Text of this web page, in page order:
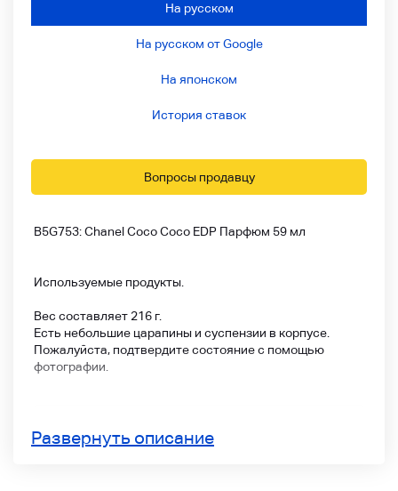
На русском
На русском от Google
На японском
История ставок
Вопросы продавцу
B5G753: Chanel Coco Coco EDP Парфюм 59 мл
Используемые продукты.
Вес составляет 216 г.
Есть небольшие царапины и суспензии в корпусе.
Пожалуйста, подтвердите состояние с помощью
фотографии.
Развернуть описание